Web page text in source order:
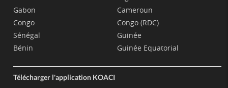
Gabon
Congo
Sénégal
Bénin
Cameroun
Congo (RDC)
Guinée
Guinée Equatorial
Télécharger l'application KOACI